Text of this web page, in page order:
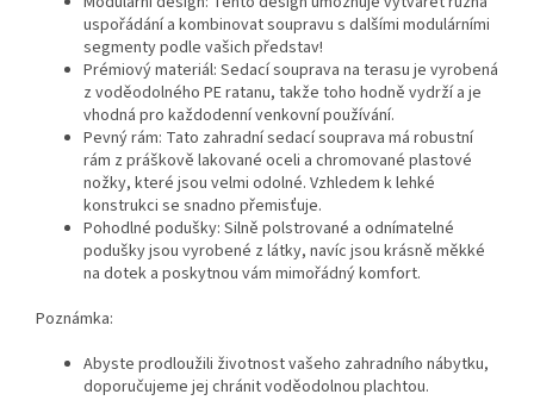
uspořádání a kombinovat soupravu s dalšími modulárními
segmenty podle vašich představ!
Prémiový materiál: Sedací souprava na terasu je vyrobená
z voděodolného PE ratanu, takže toho hodně vydrží a je
vhodná pro každodenní venkovní používání.
Pevný rám: Tato zahradní sedací souprava má robustní
rám z práškově lakované oceli a chromované plastové
nožky, které jsou velmi odolné. Vzhledem k lehké
konstrukci se snadno přemisťuje.
Pohodlné podušky: Silně polstrované a odnímatelné
podušky jsou vyrobené z látky, navíc jsou krásně měkké
na dotek a poskytnou vám mimořádný komfort.
Poznámka:
Abyste prodloužili životnost vašeho zahradního nábytku,
doporučujeme jej chránit voděodolnou plachtou.